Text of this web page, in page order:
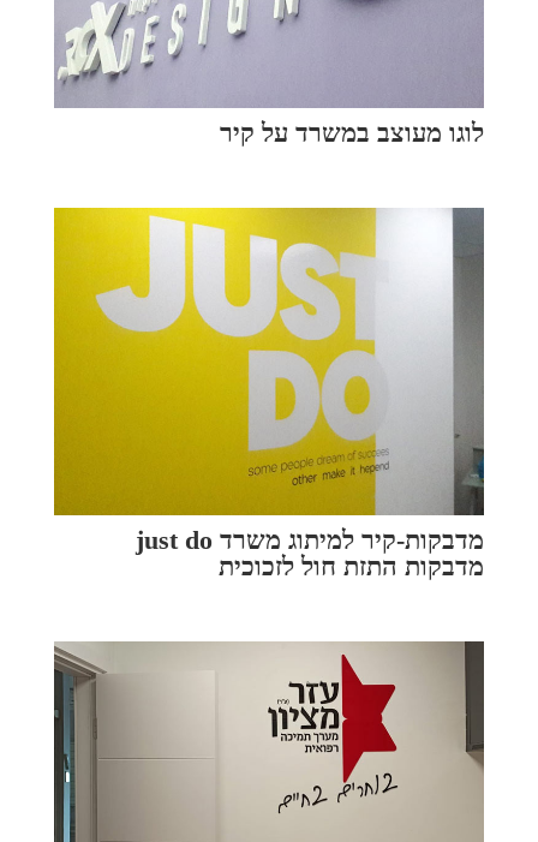
לוגו מעוצב במשרד על קיר
מדבקות-קיר למיתוג משרד just do
מדבקות התזת חול לזכוכית